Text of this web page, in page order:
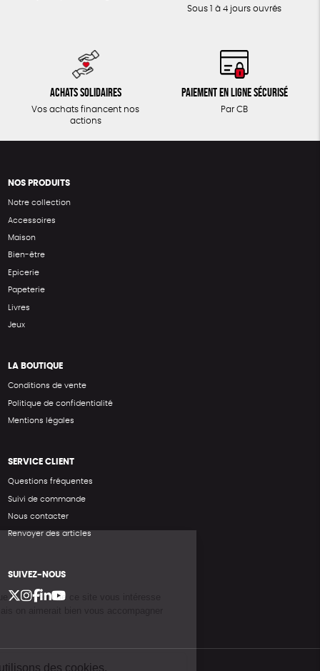
Sous 1 à 4 jours ouvrés
Achats solidaires
Vos achats financent nos
actions
Paiement en ligne sécurisé
Par CB
NOS PRODUITS
Notre collection
Accessoires
Maison
Bien-être
Epicerie
Papeterie
Livres
Jeux
LA BOUTIQUE
Conditions de vente
Politique de confidentialité
Mentions légales
SERVICE CLIENT
Questions fréquentes
Suivi de commande
Nous contacter
Renvoyer des articles
SUIVEZ-NOUS